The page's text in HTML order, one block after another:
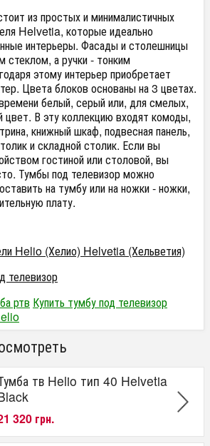
из простых и минималистичных
Helvetia, которые идеально
интерьеры. Фасады и столешницы
стеклом, а ручки - тонким
этому интерьер приобретает
Цвета блоков основаны на 3 цветах.
белый, серый или, для смелых,
цвет. В эту коллекцию входят комоды,
книжный шкаф, подвесная панель,
и складной столик. Если вы
гостиной или столовой, вы
Тумбы под телевизор можно
на тумбу или на ножки - ножки,
плату.
Helio (Хелио) Helvetia (Хельветия)
телевизор
ртв Купить тумбу под телевизор
тв Helio тип 40 Helvetia
320 грн.